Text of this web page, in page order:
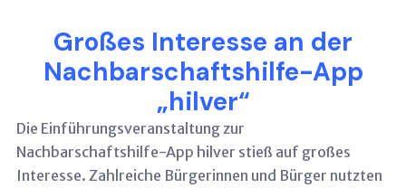
Großes Interesse an der
Nachbarschaftshilfe-App
„hilver“
Die Einführungsveranstaltung zur
Nachbarschaftshilfe-App hilver stieß auf großes
Interesse. Zahlreiche Bürgerinnen und Bürger nutzten